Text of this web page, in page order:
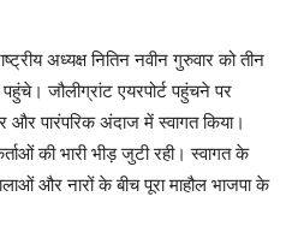
अध्यक्ष नितिन नवीन गुरुवार को तीन
जौलीग्रांट एयरपोर्ट पहुंचने पर
और पारंपरिक अंदाज में स्वागत किया।
की भारी भीड़ जुटी रही। स्वागत के
और नारों के बीच पूरा माहौल भाजपा के